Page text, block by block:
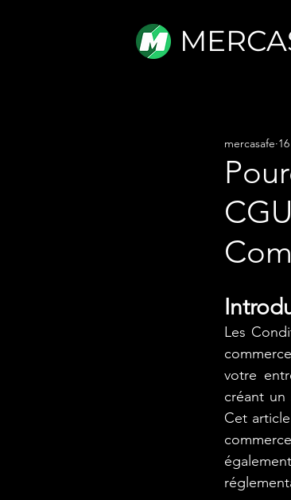
mercasafe
Les
votre
créant
Cet